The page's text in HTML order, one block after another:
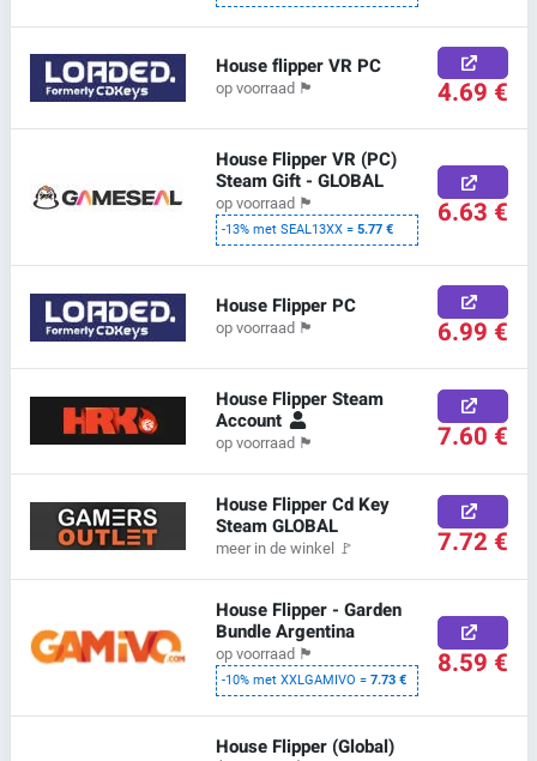
House flipper VR PC
op voorraad 🏴 4.69 €
House Flipper VR (PC)
Steam Gift - GLOBAL
op voorraad 🏴
-13% met SEAL13XX =5.77 € 6.63 €
House Flipper PC
op voorraad 🏴 6.99 €
House Flipper Steam
Account
op voorraad 🏴 7.60 €
House Flipper Cd Key
Steam GLOBAL
meer in de winkel 🚩 7.72 €
House Flipper - Garden
Bundle Argentina
op voorraad 🏴
-10% met XXLGAMIVO =7.73 € 8.59 €
House Flipper (Global)